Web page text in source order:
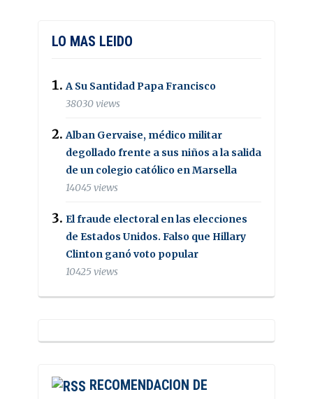
LO MAS LEIDO
A Su Santidad Papa Francisco
38030 views
Alban Gervaise, médico militar
degollado frente a sus niños a la salida
de un colegio católico en Marsella
14045 views
El fraude electoral en las elecciones
de Estados Unidos. Falso que Hillary
Clinton ganó voto popular
10425 views
RECOMENDACION DE